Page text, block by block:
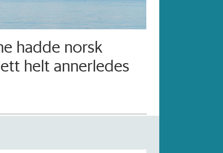
hadde norsk
helt annerledes